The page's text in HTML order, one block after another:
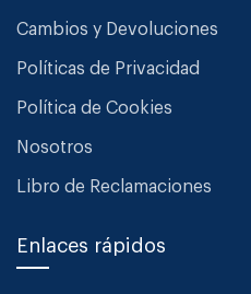
Cambios y Devoluciones
Políticas de Privacidad
Política de Cookies
Nosotros
Libro de Reclamaciones
Enlaces rápidos